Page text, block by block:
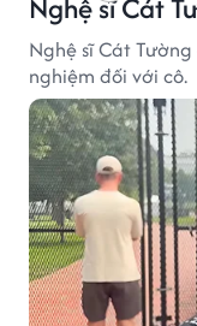
Nghệ sĩ Cát
nghiệm đối với cô.